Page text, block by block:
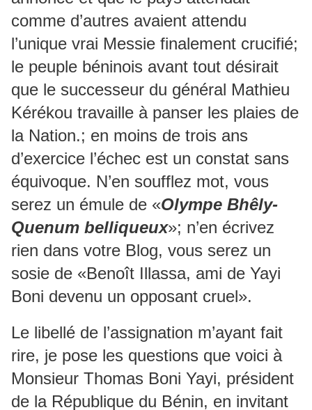
comme d’autres avaient attendu
l’unique vrai Messie finalement crucifié;
le peuple béninois avant tout désirait
que le successeur du général Mathieu
Kérékou travaille à panser les plaies de
la Nation.; en moins de trois ans
d’exercice l’échec est un constat sans
équivoque. N’en soufflez mot, vous
serez un émule de «Olympe Bhêly-
Quenum belliqueux»; n’en écrivez
rien dans votre Blog, vous serez un
sosie de «Benoît Illassa, ami de Yayi
Boni devenu un opposant cruel».
Le libellé de l’assignation m’ayant fait
rire, je pose les questions que voici à
Monsieur Thomas Boni Yayi, président
de la République du Bénin, en invitant